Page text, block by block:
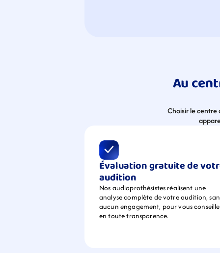
Au
Choisir le centre
Évaluation gratuite de
audition
Nos audioprothésistes réalisent une
analyse complète de votre audition,
aucun engagement, pour vous
en toute transparence.